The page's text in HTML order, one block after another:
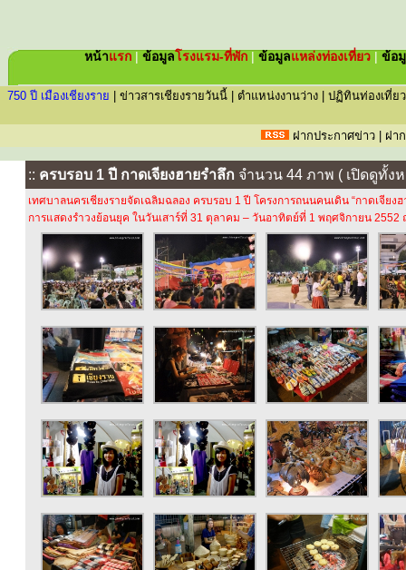
หน้าแรก | ข้อมูลโรงแรม-ที่พัก | ข้อมูลแหล่งท่องเที่ยว | ข้อ
750 ปี เมืองเชียงราย ข่าวสารเชียงรายวันนี้ ตำแหน่งงานว่าง ปฏิทินท่องเที่ยว
ฝากประกาศข่าว| ฝา
:: ครบรอบ 1 ปี กาดเจียงฮายรำลึก จำนวน 44 ภาพ ( เปิดดูทั้ง
เทศบาลนครเชียงรายจัดเฉลิมฉลอง ครบรอบ 1 ปี โครงการถนนคนเดิน “กาดเจียง
การแสดงรำวงย้อนยุค ในวันเสาร์ที่ 31 ตุลาคม – วันอาทิตย์ที่ 1 พฤศจิกายน 2552